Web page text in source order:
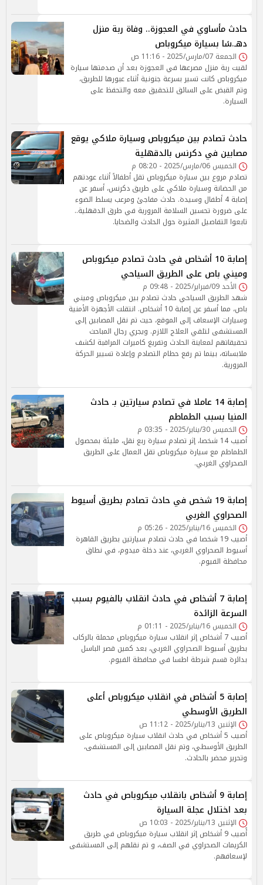
حادث مأساوي في العجوزة.. وفاة ربة منزل
دهـ.سًا بسيارة ميكروباص
الجمعة 07/مارس/2025 - 11:16 ص
لقيت ربة منزل مصرعها في العجوزة بعد أن صدمتها سيارة
ميكروباص كانت تسير بسرعة جنونية أثناء عبورها للطريق،
وتم القبض على السائق للتحقيق معه والتحفظ على
السيارة.
حادث تصادم بين ميكروباص وسيارة ملاكي يوقع
مصابين في دكرنس بالدقهلية
الخميس 06/مارس/2025 - 08:20 م
تصادم مروع بين سيارة ميكروباص تقل أطفالاً أثناء عودتهم
من الحضانة وسيارة ملاكي على طريق دكرنس، أسفر عن
إصابة 4 أطفال وسيدة. حادث مفاجئ ومرعب يسلط الضوء
على ضرورة تحسين السلامة المرورية في طرق الدقهلية..
تابعوا التفاصيل المثيرة حول الحادث والضحايا.
إصابة 10 أشخاص في حادث تصادم ميكروباص
وميني باص على الطريق السياحي
الأحد 09/فبراير/2025 - 09:48 م
شهد الطريق السياحي حادث تصادم بين ميكروباص وميني
باص، مما أسفر عن إصابة 10 أشخاص. انتقلت الأجهزة الأمنية
وسيارات الإسعاف إلى الموقع، حيث تم نقل المصابين إلى
المستشفى لتلقي العلاج اللازم. ويجري رجال المباحث
تحقيقاتهم لمعاينة الحادث وتفريغ كاميرات المراقبة لكشف
ملابساته، بينما تم رفع حطام التصادم وإعادة تسيير الحركة
المرورية.
إصابة 14 عاملا في تصادم سيارتين بـ حادث
المنيا بسبب الطماطم
الخميس 30/يناير/2025 - 03:35 م
أصيب 14 شخصا، إثر تصادم سيارة ربع نقل، مليئة بمحصول
الطماطم مع سيارة ميكروباص تقل العمال على الطريق
الصحراوي الغربي.
إصابة 19 شخص في حادث تصادم بطريق أسيوط
الصحراوي الغربي
الخميس 16/يناير/2025 - 05:26 م
أصيب 19 شخصا في حادث تصادم سيارتين بطريق القاهرة
أسيوط الصحراوي الغربي، عند دخلة ميدوم، في نطاق
محافظة الفيوم.
إصابة 7 أشخاص في حادث انقلاب بالفيوم بسبب
السرعة الزائدة
الخميس 16/يناير/2025 - 01:11 م
أصيب 7 أشخاص إثر انقلاب سيارة ميكروباص محملة بالركاب
بطريق أسيوط الصحراوي الغربي، بعد كمين قصر الباسل
بدائرة قسم شرطة اطسا في محافظة الفيوم.
إصابة 5 أشخاص في انقلاب ميكروباص أعلى
الطريق الأوسطي
الإثنين 13/يناير/2025 - 11:12 ص
أصيب 5 أشخاص في حادث انقلاب سيارة ميكروباص على
الطريق الأوسطي، وتم نقل المصابين إلى المستشفى،
وتحرير محضر بالحادث.
إصابة 9 أشخاص بانقلاب ميكروباص في حادث
بعد اختلال عجلة السيارة
الإثنين 13/يناير/2025 - 10:03 ص
أًصيب 9 أشخاص إثر انقلاب سيارة ميكروباص في طريق
الكريمات الصحراوي في الصف، و تم نقلهم إلى المستشفى
لإسعافهم.